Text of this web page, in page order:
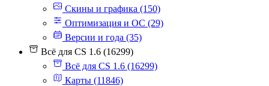
Скины и графика (150)
Оптимизация и ОС (29)
Версии и года (35)
Всё для CS 1.6 (16299)
Всё для CS 1.6 (16299)
Карты (11846)